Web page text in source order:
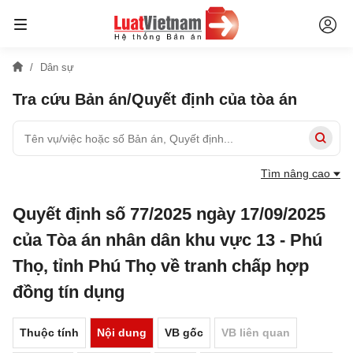
Dân sự
Tra cứu Bản án/Quyết định của tòa án
Tìm nâng cao
Quyết định số 77/2025 ngày 17/09/2025
của Tòa án nhân dân khu vực 13 - Phú
Thọ, tỉnh Phú Thọ về tranh chấp hợp
đồng tín dụng
Thuộc tính Nội dung VB gốc VB liên quan